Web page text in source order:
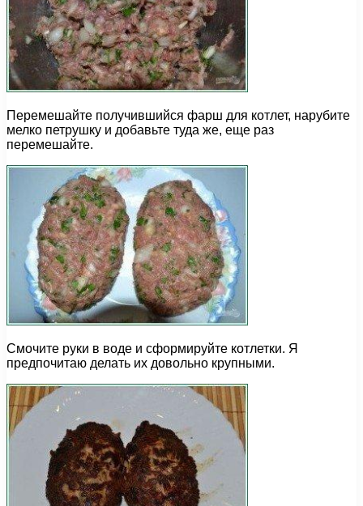
Перемешайте получившийся фарш для котлет, нарубите
мелко петрушку и добавьте туда же, еще раз
перемешайте.
Смочите руки в воде и сформируйте котлетки. Я
предпочитаю делать их довольно крупными.